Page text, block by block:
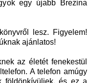
egy újabb Brezina
lesz. Figyelem!
ajánlatos!
az életét fenekestül
A telefon amúgy